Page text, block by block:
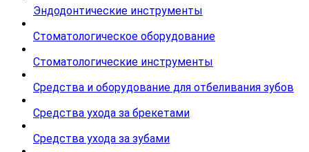
Эндодонтические инструменты
Стоматологическое оборудование
Стоматологические инструменты
Средства и оборудование для отбеливания зубов
Средства ухода за брекетами
Средства ухода за зубами